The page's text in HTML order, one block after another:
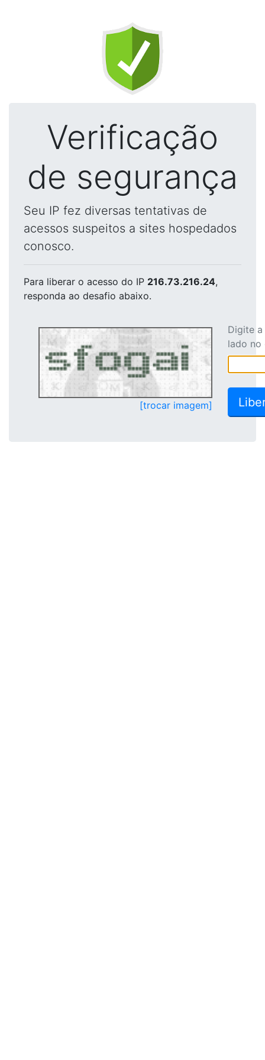
Verificação
de segurança
Seu IP fez diversas tentativas de
acessos suspeitos a sites hospedados
conosco.
Para liberar o acesso do IP 216.73.216.24,
responda ao desafio abaixo.
[trocar imagem]
Digite
lado no